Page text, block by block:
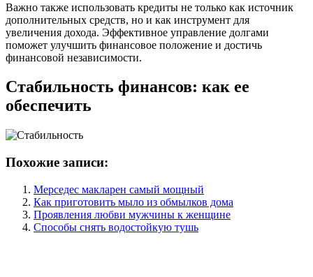
Важно также использовать кредиты не только как источник
дополнительных средств, но и как инструмент для
увеличения дохода. Эффективное управление долгами
поможет улучшить финансовое положение и достичь
финансовой независимости.
Стабильность финансов: как ее
обеспечить
Похожие записи:
Мерседес макларен самый мощный
Как приготовить мыло из обмылков дома
Проявления любви мужчины к женщине
Способы снять водостойкую тушь